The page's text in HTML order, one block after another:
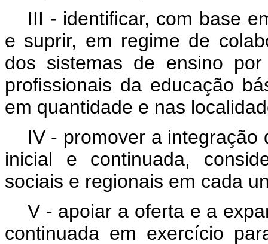
III - identificar, com base
e suprir, em regime de
dos sistemas de ensino
profissionais da educação
em quantidade e nas
IV - promover a
inicial e continuada,
sociais e regionais em cada
V - apoiar a oferta e a
continuada em exercício